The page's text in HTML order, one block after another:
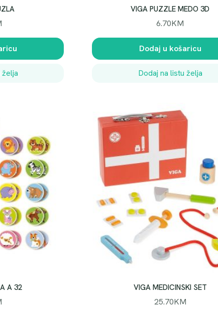
želja
VIGA PUZZLE MEDO 3D
6.70KM
Dodaj u košaricu
Dodaj na listu želja
A 32 VIGA MEDICINSKI SET
25.70KM